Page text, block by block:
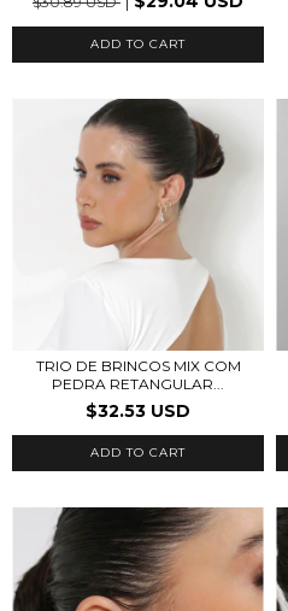
ADD TO CART
TRIO DE BRINCOS MIX COM
PEDRA RETANGULAR...
$32.53 USD
ADD TO CART